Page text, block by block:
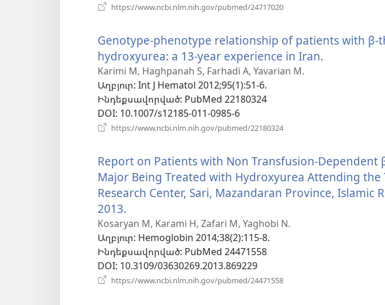
https://www.ncbi.nlm.nih.gov/pubmed/24717020
պատուհան)
Genotype-phenotype relationship of patients with β-
hydroxyurea: a 13-year experience in Iran.
Karimi M, Haghpanah S, Farhadi A, Yavarian M.
Աղբյուր‎: Int J Hematol 2012;95(1):51-6.
Ինդեքսավորված‎: PubMed 22180324
DOI‎: 10.1007/s12185-011-0985-6
https://www.ncbi.nlm.nih.gov/pubmed/22180324
պատուհան)
Report on Patients with Non Transfusion-Dependent
Major Being Treated with Hydroxyurea Attending the
Research Center, Sari, Mazandaran Province, Islamic
2013.
է
նոր
պատուհան)
Kosaryan M, Karami H, Zafari M, Yaghobi N.
Աղբյուր‎: Hemoglobin 2014;38(2):115-8.
Ինդեքսավորված‎: PubMed 24471558
DOI‎: 10.3109/03630269.2013.869229
https://www.ncbi.nlm.nih.gov/pubmed/24471558